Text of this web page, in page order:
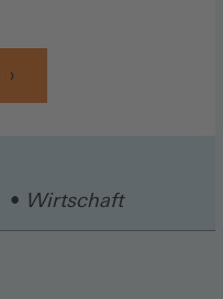
Wirtschaft